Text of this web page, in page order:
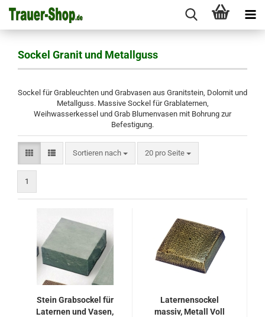
Sockel Granit und Metallguss
Sockel für Grableuchten und Grabvasen aus Granitstein, Dolomit und
Metallguss. Massive Sockel für Grablaternen,
Weihwasserkessel und Grab Blumenvasen mit Bohrung zur
Befestigung.
Sortieren nach
Sortieren nach 20 pro Seite
pro Seite
1
Stein Grabsockel für
Laternen und Vasen,
Laternensockel
massiv, Metall Voll